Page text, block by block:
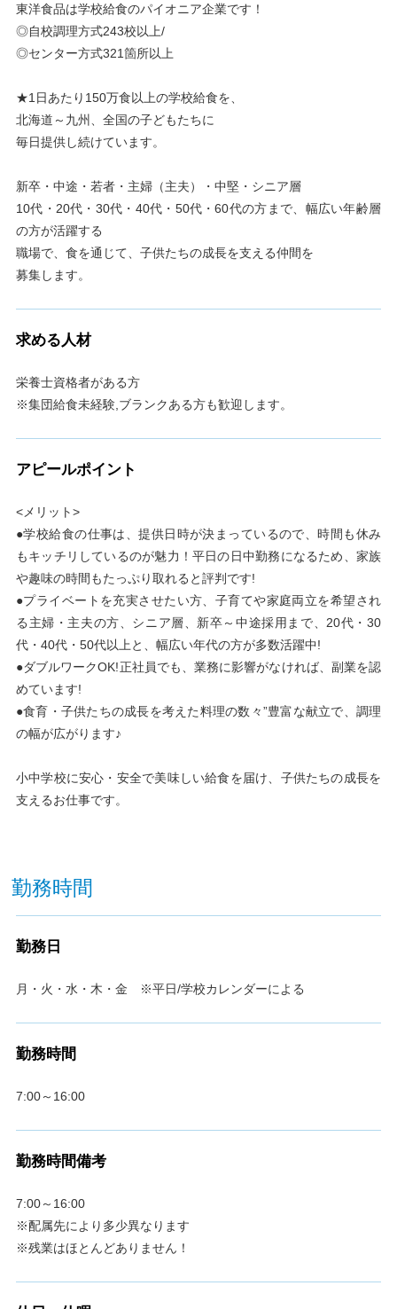
東洋食品は学校給食のパイオニア企業です！
◎自校調理方式243校以上/
◎センター方式321箇所以上
★1日あたり150万食以上の学校給食を、
北海道～九州、全国の子どもたちに
毎日提供し続けています。
新卒・中途・若者・主婦（主夫）・中堅・シニア層
10代・20代・30代・40代・50代・60代の方まで、幅広い年齢層
の方が活躍する
職場で、食を通じて、子供たちの成長を支える仲間を
募集します。
求める人材
栄養士資格者がある方
※集団給食未経験,ブランクある方も歓迎します。
アピールポイント
<メリット>
●学校給食の仕事は、提供日時が決まっているので、時間も休み
もキッチリしているのが魅力！平日の日中勤務になるため、家族
や趣味の時間もたっぷり取れると評判です!
●プライベートを充実させたい方、子育てや家庭両立を希望され
る主婦・主夫の方、シニア層、新卒～中途採用まで、20代・30
代・40代・50代以上と、幅広い年代の方が多数活躍中!
●ダブルワークOK!正社員でも、業務に影響がなければ、副業を認
めています!
●食育・子供たちの成長を考えた料理の数々”豊富な献立で、調理
の幅が広がります♪
小中学校に安心・安全で美味しい給食を届け、子供たちの成長を
支えるお仕事です。
勤務時間
勤務日
月・火・水・木・金 ※平日/学校カレンダーによる
勤務時間
7:00～16:00
勤務時間備考
7:00～16:00
※配属先により多少異なります
※残業はほとんどありません！